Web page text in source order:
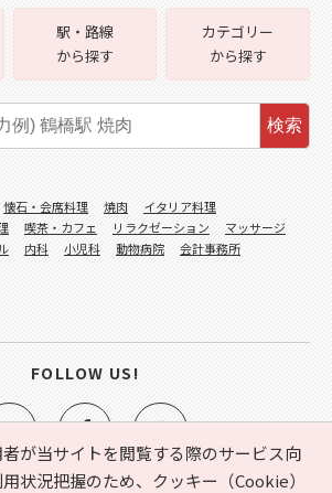
が当サイトを閲覧する際のサービス向
状況把握のため、クッキー（Cookie）
駅・路線
から探す
カテゴリー
から探す
検索
懐石・会席料理 焼肉
イタリア料理
喫茶・カフェ リラクゼーション
マッサージ
内科 小児科 動物病院
会計事務所
FOLLOW US!